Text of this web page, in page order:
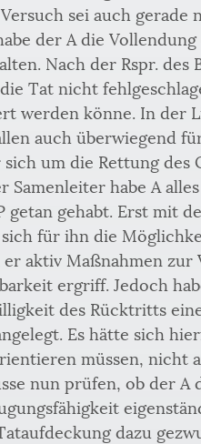
sei auch gerade
der A die
Nach der Rspr. des
Tat nicht
werden könne. In der
auch überwiegend
um die Rettung des
habe A
getan gehabt. Erst mit
für ihn die
aktiv Maßnahmen zur
ergriff. Jedoch
des Rücktritts
Es hätte sich
müssen, nicht
nun prüfen, ob der A
dazu